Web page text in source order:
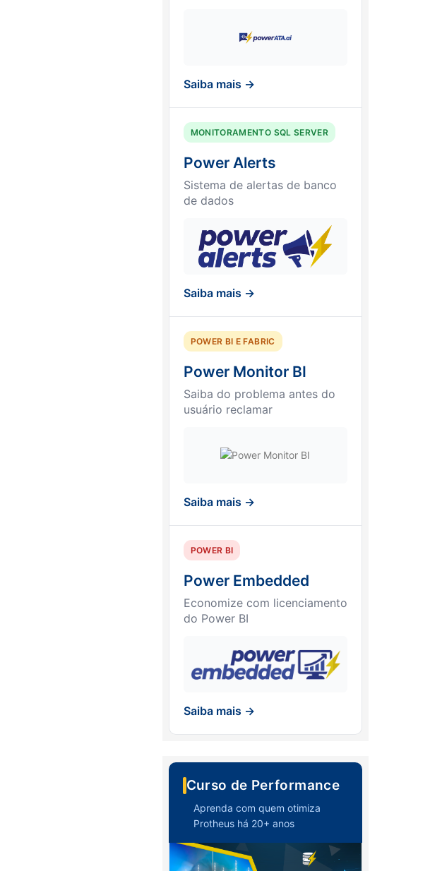
Saiba mais →
MONITORAMENTO SQL SERVER
Power Alerts
Sistema de alertas de banco
de dados
Saiba mais →
POWER BI E FABRIC
Power Monitor BI
Saiba do problema antes do
usuário reclamar
Saiba mais →
POWER BI
Power Embedded
Economize com licenciamento
do Power BI
Saiba mais →
Curso de Performance
Aprenda com quem otimiza
Protheus há 20+ anos